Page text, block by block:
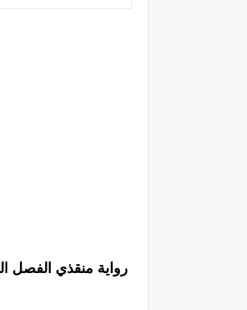
رواية منقذي الفصل